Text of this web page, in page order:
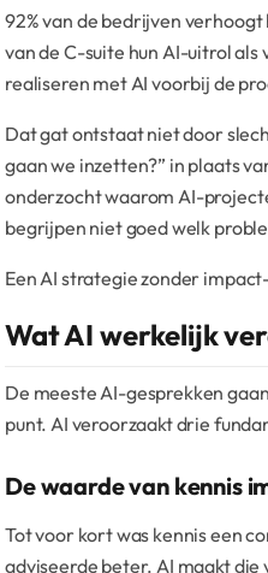
92% van de bedrijven
van de C-suite hun AI-uitrol als
realiseren met AI voorbij de
Dat gat ontstaat niet door
gaan we inzetten?” in plaats
onderzocht waarom AI-
begrijpen niet goed welk
Een AI strategie zonder
Wat AI werkelijk
De meeste AI-gesprekken
punt. AI veroorzaakt drie
De waarde van kennis
Tot voor kort was kennis een
adviseerde beter. AI maakt